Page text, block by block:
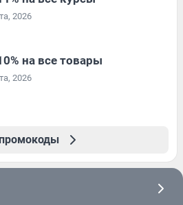
2026
на все товары
2026